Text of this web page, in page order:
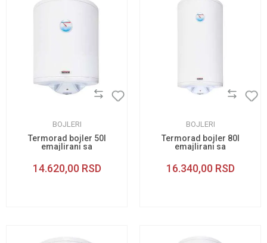
BOJLERI
Termorad bojler 50l
emajlirani sa
14.620,00 RSD
BOJLERI
Termorad bojler 80l
emajlirani sa
temperature
16.340,00 RSD